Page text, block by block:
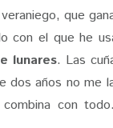
que
con el que he
lunares. Las
dos años no me
con